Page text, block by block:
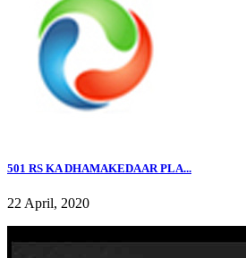
501 RS KA DHAMAKEDAAR PLA...
22 April, 2020